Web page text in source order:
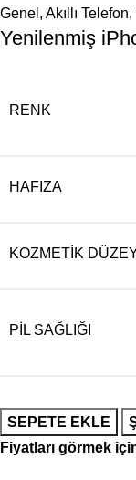
Genel , Akıllı Telefon,
Yenilenmiş
RENK
HAFIZA
KOZMETIK
PIL SAĞLIĞI
SEPETE EKLE
Fiyatları görmek